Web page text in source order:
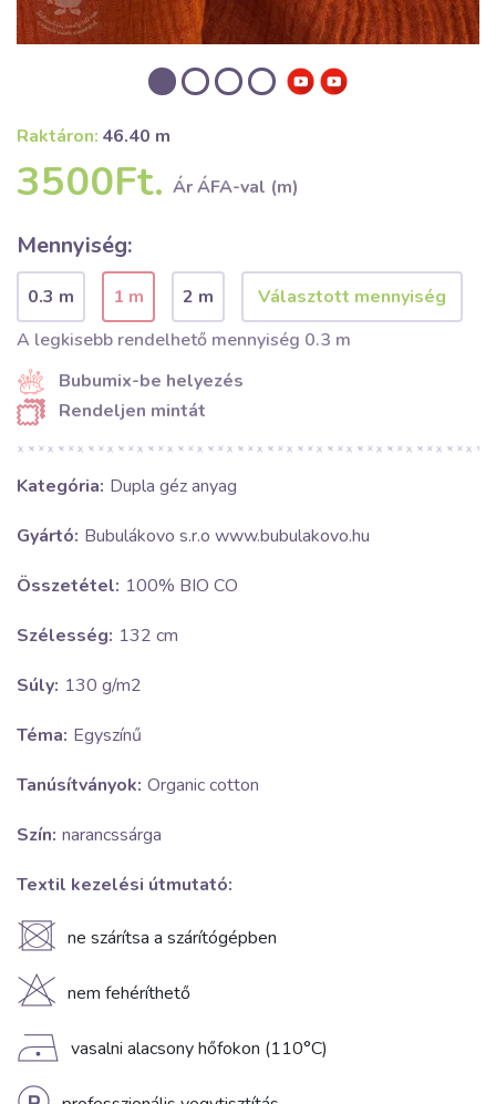
Raktáron: 46.40 m
3500Ft. Ár ÁFA-val (m)
Mennyiség:
0.3 m 1 m
2 m
A legkisebb rendelhető mennyiség 0.3 m
Bubumix-be helyezés
Rendeljen mintát
Kategória: Dupla géz anyag
Gyártó: Bubulákovo s.r.o www.bubulakovo.hu
Összetétel: 100% BIO CO
Szélesség: 132 cm
Súly: 130 g/m2
Téma: Egyszínű
Tanúsítványok: Organic cotton
Szín: narancssárga
Textil kezelési útmutató:
U ne szárítsa a szárítógépben
H nem fehéríthető
D vasalni alacsony hőfokon (110°C)